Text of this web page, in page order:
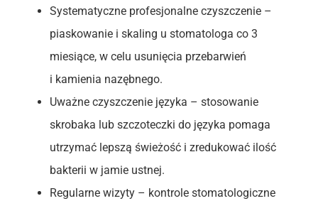
Systematyczne profesjonalne czyszczenie –
piaskowanie i skaling u stomatologa co 3
miesiące, w celu usunięcia przebarwień
i kamienia nazębnego.
Uważne czyszczenie języka – stosowanie
skrobaka lub szczoteczki do języka pomaga
utrzymać lepszą świeżość i zredukować ilość
bakterii w jamie ustnej.
Regularne wizyty – kontrole stomatologiczne